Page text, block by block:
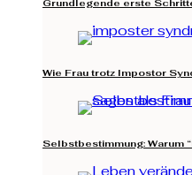
Wie Frau trotz Impostor
Selbstbestimmung: Warum